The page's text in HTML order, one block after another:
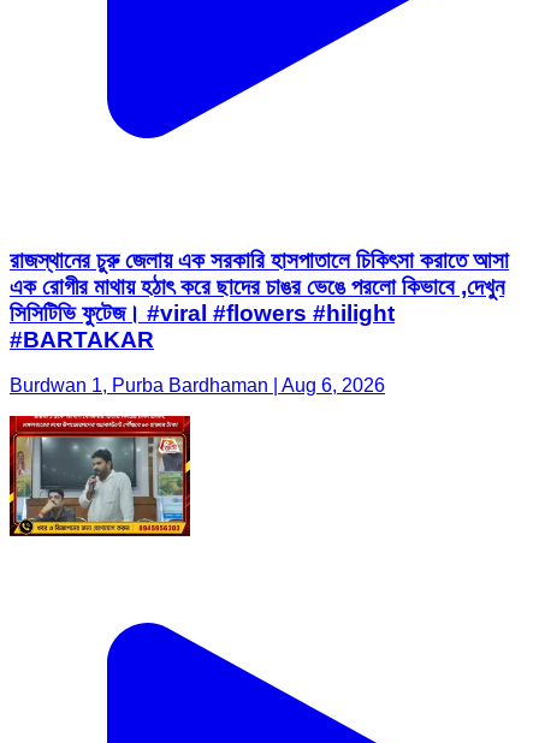
রাজস্থানের চুরু জেলায় এক সরকারি হাসপাতালে চিকিৎসা করাতে আসা
এক রোগীর মাথায় হঠাৎ করে ছাদের চাঙর ভেঙে পরলো কিভাবে ,দেখুন
সিসিটিভি ফুটেজ। #viral #flowers #hilight
#BARTAKAR
Burdwan 1, Purba Bardhaman | Aug 6, 2026